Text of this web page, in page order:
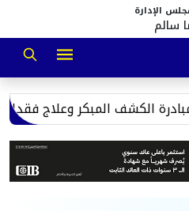
الإدارة
سالم